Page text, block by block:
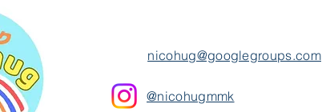
nicohug@googlegroups.com
@nicohugmmk